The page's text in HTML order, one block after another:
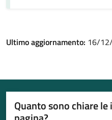
Ultimo aggiornamento: 16/
Quanto sono chiare